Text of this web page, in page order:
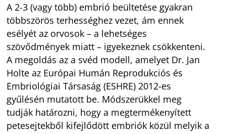
A 2-3 (vagy több) embrió beültetése gyakran
többszörös terhességhez vezet, ám ennek
esélyét az orvosok – a lehetséges
szövődmények miatt – igyekeznek csökkenteni.
A megoldás az a svéd modell, amelyet Dr. Jan
Holte az Európai Humán Reprodukciós és
Embriológiai Társaság (ESHRE) 2012-es
gyűlésén mutatott be. Módszerükkel meg
tudják határozni, hogy a megtermékenyített
petesejtekből kifejlődött embriók közül melyik a